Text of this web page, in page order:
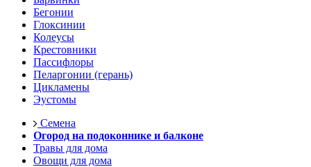
Бегонии
Глоксинии
Колеусы
Крестовники
Пассифлоры
Пеларгонии (герань)
Цикламены
Эустомы
Семена
Огород на подоконнике и балконе
Травы для дома
Овощи для дома